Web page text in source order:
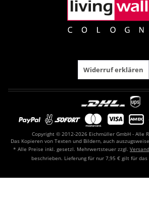
Widerruf erklären
Copyright © 2012-2026 Eichmüller GmbH - Alle
Das Kopieren von Texten und Bildern, auch
* Alle Preise inkl. gesetzl. Mehrwertsteuer zzgl.
beschrieben. Lieferung für nur 7,95 € gilt für